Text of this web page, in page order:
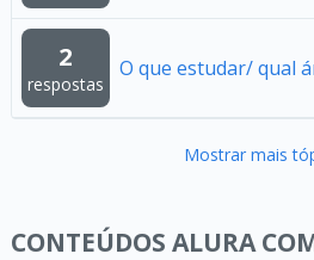
2
respostas
O que estudar/ qual
Mostrar mais
CONTEÚDOS ALURA